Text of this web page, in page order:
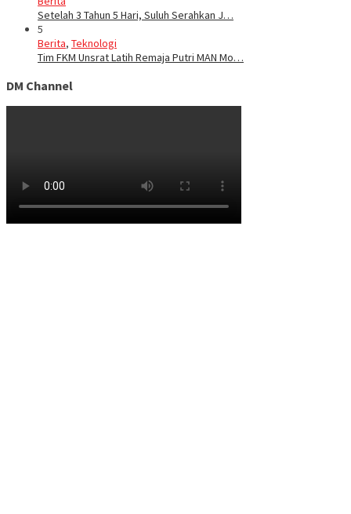
Setelah 3 Tahun 5 Hari, Suluh Serahkan J…
5
Berita, Teknologi
Tim FKM Unsrat Latih Remaja Putri MAN Mo…
DM Channel